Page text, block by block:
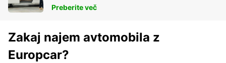
Preberite več
Zakaj najem avtomobila z
Europcar?